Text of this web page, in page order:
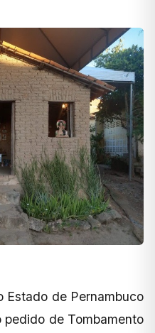
Estado de Pernambuco
de Tombamento